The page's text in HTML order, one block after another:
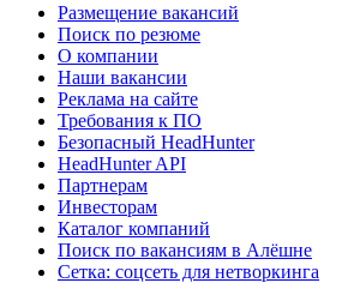
Размещение вакансий
Поиск по резюме
О компании
Наши вакансии
Реклама на сайте
Требования к ПО
Безопасный HeadHunter
HeadHunter API
Партнерам
Инвесторам
Каталог компаний
Поиск по вакансиям в Алёшне
Сетка: соцсеть для нетворкинга